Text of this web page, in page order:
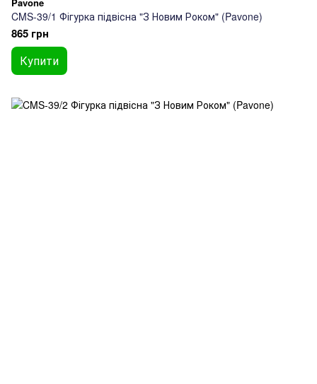
CMS-39/1 Фігурка підвісна "З Новим Роком" (Pavone)
865 грн
Купити